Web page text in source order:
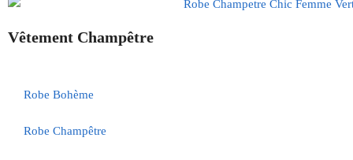
Vêtement Champêtre
Robe Bohème
Robe Champêtre